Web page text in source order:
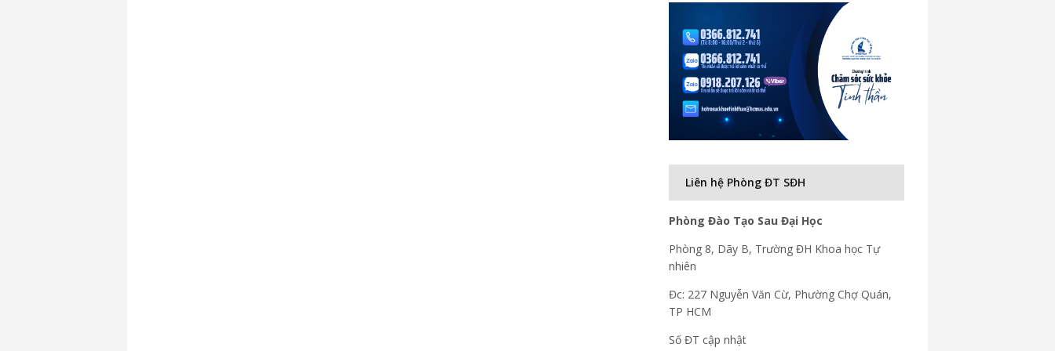
Liên hệ Phòng ĐT SĐH
Phòng Đào Tạo Sau Đại Học
Phòng 8, Dãy B, Trường ĐH Khoa học Tự
nhiên
Đc: 227 Nguyễn Văn Cừ, Phường Chợ Quán,
TP HCM
Số ĐT cập nhật